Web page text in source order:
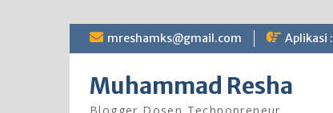
Skip mreshamks@gmail.com Aplikasi :
Muhammad Resha